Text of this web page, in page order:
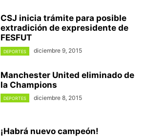
CSJ inicia trámite para posible
extradición de expresidente de
FESFUT
DEPORTES diciembre 9, 2015
Manchester United eliminado de
la Champions
DEPORTES diciembre 8, 2015
¡Habrá nuevo campeón!